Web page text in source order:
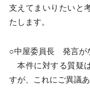
支えてまいりたいと
たします。
○中屋委員長 発言が
本件に対する質疑
すが、これにご異議あ